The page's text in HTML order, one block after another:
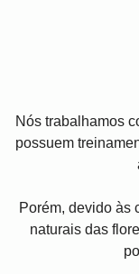
Nós trabalhamos
possuem
Porém, devido às
naturais das